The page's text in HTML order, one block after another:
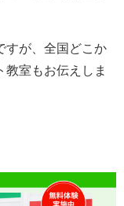
すが、全国どこか
教室もお伝えしま